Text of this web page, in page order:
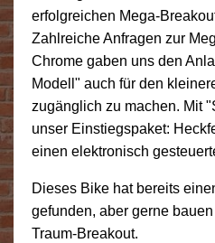
erfolgreichen Mega-
Zahlreiche Anfragen zur
Chrome gaben uns den
Modell" auch für den
zugänglich zu machen. Mit
unser Einstiegspaket:
einen elektronisch
Dieses Bike hat bereits
gefunden, aber gerne
Traum-Breakout.